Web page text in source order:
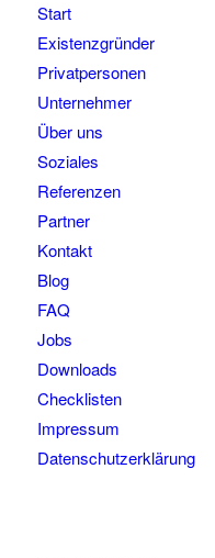
Start
Existenzgründer
Privatpersonen
Unternehmer
Über uns
Soziales
Referenzen
Partner
Kontakt
Blog
FAQ
Jobs
Downloads
Checklisten
Impressum
Datenschutzerklärung